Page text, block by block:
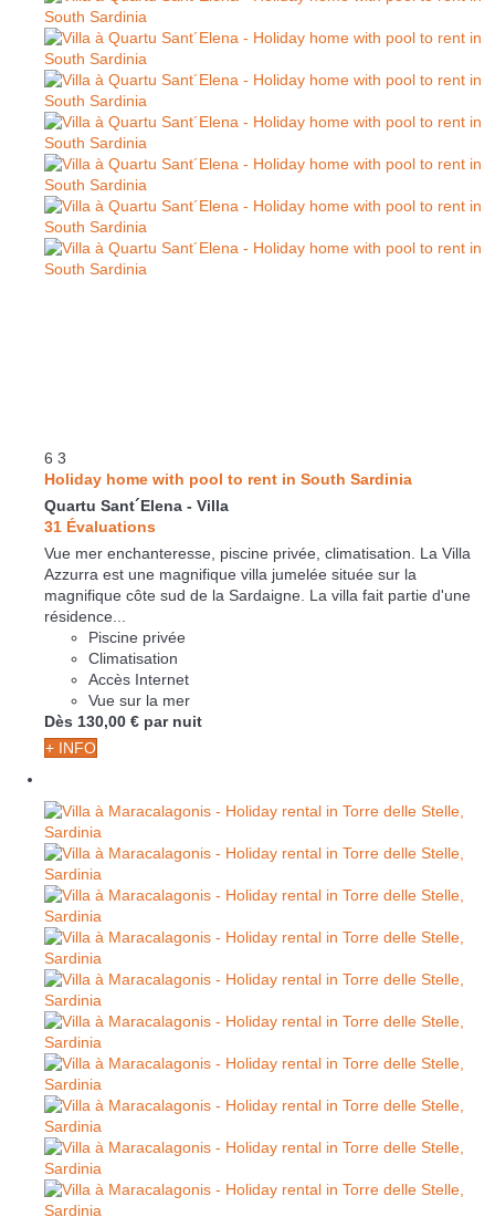
6 3
Holiday home with pool to rent in South Sardinia
Quartu Sant´Elena - Villa
31 Évaluations
Vue mer enchanteresse, piscine privée, climatisation. La Villa
Azzurra est une magnifique villa jumelée située sur la
magnifique côte sud de la Sardaigne. La villa fait partie d'une
résidence...
Piscine privée
Climatisation
Accès Internet
Vue sur la mer
Dès 130,00 € par nuit
+ INFO